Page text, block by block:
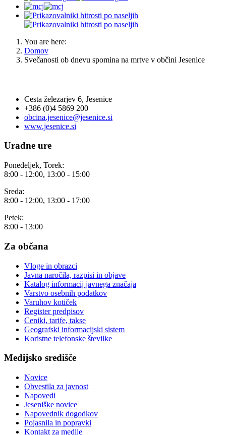
You are here:
Domov
Svečanosti ob dnevu spomina na mrtve v občini Jesenice
Cesta železarjev 6, Jesenice
+386 (0)4 5869 200
obcina.jesenice@jesenice.si
www.jesenice.si
Uradne ure
Ponedeljek, Torek:
8:00 - 12:00, 13:00 - 15:00
Sreda:
8:00 - 12:00, 13:00 - 17:00
Petek:
8:00 - 13:00
Za občana
Vloge in obrazci
Javna naročila, razpisi in objave
Katalog informacij javnega značaja
Varstvo osebnih podatkov
Varuhov kotiček
Register predpisov
Ceniki, tarife, takse
Geografski informacijski sistem
Koristne telefonske številke
Medijsko središče
Novice
Obvestila za javnost
Napovedi
Jeseniške novice
Napovednik dogodkov
Pojasnila in popravki
Kontakt za medije